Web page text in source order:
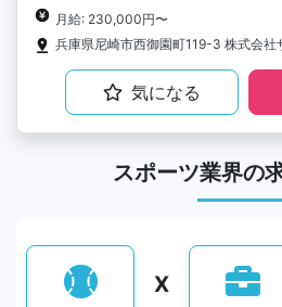
月給: 230,000円〜
兵庫県尼崎市西御園町119-3 株式会社
気になる
スポーツ業界の
X